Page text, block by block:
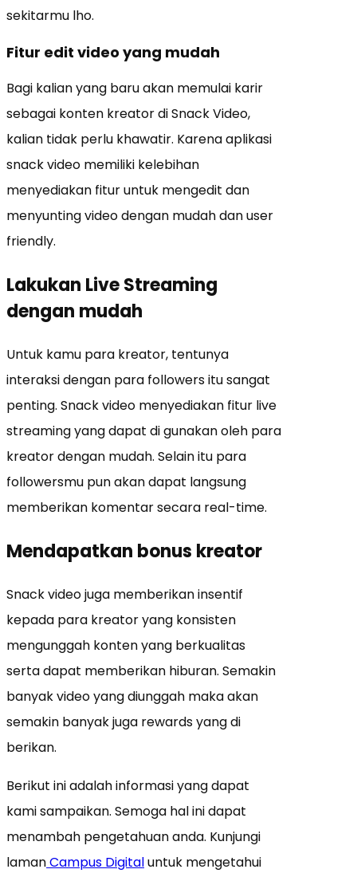
sekitarmu lho.
Fitur edit video yang mudah
Bagi kalian yang baru akan memulai karir
sebagai konten kreator di Snack Video,
kalian tidak perlu khawatir. Karena aplikasi
snack video memiliki kelebihan
menyediakan fitur untuk mengedit dan
menyunting video dengan mudah dan user
friendly.
Lakukan Live Streaming
dengan mudah
Untuk kamu para kreator, tentunya
interaksi dengan para followers itu sangat
penting. Snack video menyediakan fitur live
streaming yang dapat di gunakan oleh para
kreator dengan mudah. Selain itu para
followersmu pun akan dapat langsung
memberikan komentar secara real-time.
Mendapatkan bonus kreator
Snack video juga memberikan insentif
kepada para kreator yang konsisten
mengunggah konten yang berkualitas
serta dapat memberikan hiburan. Semakin
banyak video yang diunggah maka akan
semakin banyak juga rewards yang di
berikan.
Berikut ini adalah informasi yang dapat
kami sampaikan. Semoga hal ini dapat
menambah pengetahuan anda. Kunjungi
lamanCampus Digitaluntuk mengetahui